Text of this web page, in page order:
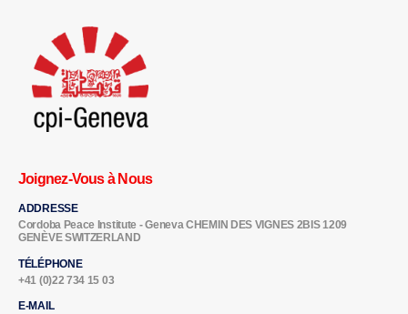
Joignez-Vous à Nous
ADDRESSE
Cordoba Peace Institute - Geneva CHEMIN DES VIGNES 2BIS 1209
GENÈVE SWITZERLAND
TÉLÉPHONE
+41 (0)22 734 15 03
E-MAIL